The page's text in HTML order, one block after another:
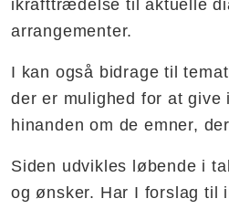
ikrafttrædelse til aktuelle
arrangementer.
I kan også bidrage til
der er mulighed for at give
hinanden om de emner,
Siden udvikles løbende i
og ønsker. Har I forslag til